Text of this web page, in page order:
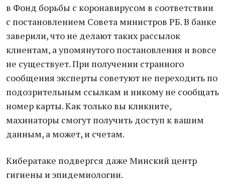
в Фонд борьбы с коронавирусом в соответствии
с постановлением Совета министров РБ. В банке
заверили, что не делают таких рассылок
клиентам, а упомянутого постановления и вовсе
не существует. При получении странного
сообщения эксперты советуют не переходить по
подозрительным ссылкам и никому не сообщать
номер карты. Как только вы кликните,
махинаторы смогут получить доступ к вашим
данным, а может, и счетам.
Кибератаке подвергся даже Минский центр
гигиены и эпидемиологии.